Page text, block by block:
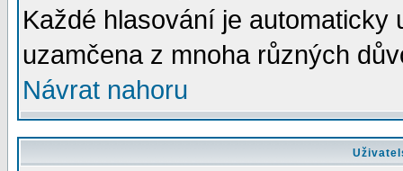
Každé hlasování je automaticky
uzamčena z mnoha různých
Návrat nahoru